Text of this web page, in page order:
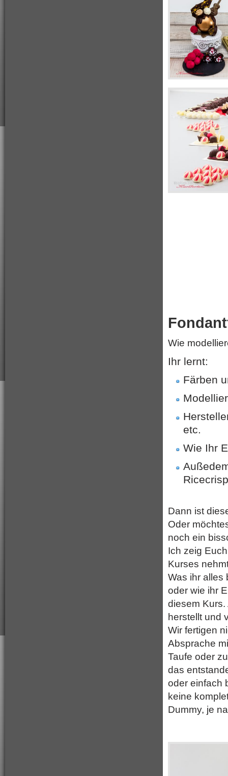
Wie
Ihr lernt:
Färben
etc.
Wie Ihr
Dann ist
Oder
noch ein
Ich zeig
Kurses
Was ihr alles
oder wie ihr
diesem
herstellt und
Wir fertigen
Absprache
Taufe oder
das
oder einfach
keine
Dummy, je